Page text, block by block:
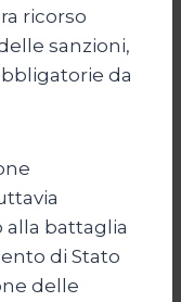
ricorso
sanzioni,
da
battaglia
di Stato
delle